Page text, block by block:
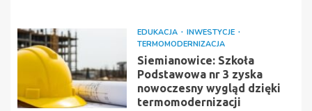
EDUKACJA
INWESTYCJE
TERMOMODERNIZACJA
Siemianowice: Szkoła
Podstawowa nr 3 zyska
nowoczesny wygląd dzięki
termomodernizacji